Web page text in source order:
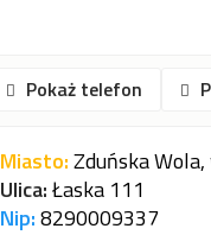
Pokaż telefon
Miasto:Zduńska
Ulica:Łaska 111
Nip:8290009337